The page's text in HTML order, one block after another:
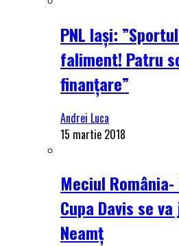
PNL Iași:
faliment! Patru
finanțare”
Andrei Luca
15 martie 2018
Meciul
Cupa Davis se
Neamț